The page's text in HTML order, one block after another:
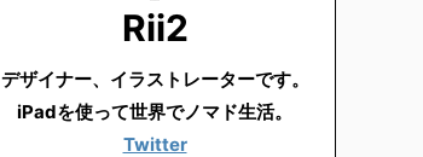
Rii2
デザイナー、イラストレーターです。
iPadを使って世界でノマド生活。
Twitter